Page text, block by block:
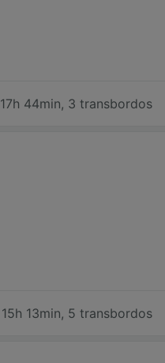
17h 44min, 3 transbordos
15h 13min, 5 transbordos